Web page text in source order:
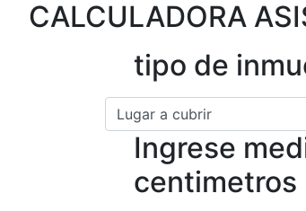
CALCULADORA
tipo de
Ingrese
centimetros